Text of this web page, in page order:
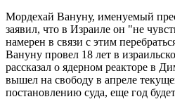
Мордехай Вануну, именуемый
заявил, что в Израиле он "не
намерен в связи с этим
Вануну провел 18 лет в
рассказал о ядерном реакторе в
вышел на свободу в апреле
постановлению суда, еще год